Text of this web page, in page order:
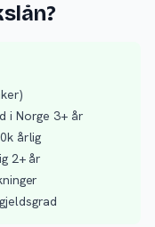
i Norge 3+ år
årlig
2+ år